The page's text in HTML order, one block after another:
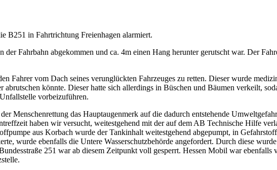
B251 in Fahrtrichtung Freienhagen alarmiert.
Fahrbahn abgekommen und ca. 4m einen Hang herunter gerutscht war. Der
Fahrer vom Dach seines verunglückten Fahrzeuges zu retten. Dieser wurde
könnte. Dieser hatte sich allerdings in Büschen und Bäumen verkeilt,
vorbeizuführen.
Menschenrettung das Hauptaugenmerk auf die dadurch entstehende
haben wir versucht, weitestgehend mit der auf dem AB Technische Hilfe
aus Korbach wurde der Tankinhalt weitestgehend abgepumpt, in
wurde ebenfalls die Untere Wasserschutzbehörde angefordert. Durch diese
251 war ab diesem Zeitpunkt voll gesperrt. Hessen Mobil war